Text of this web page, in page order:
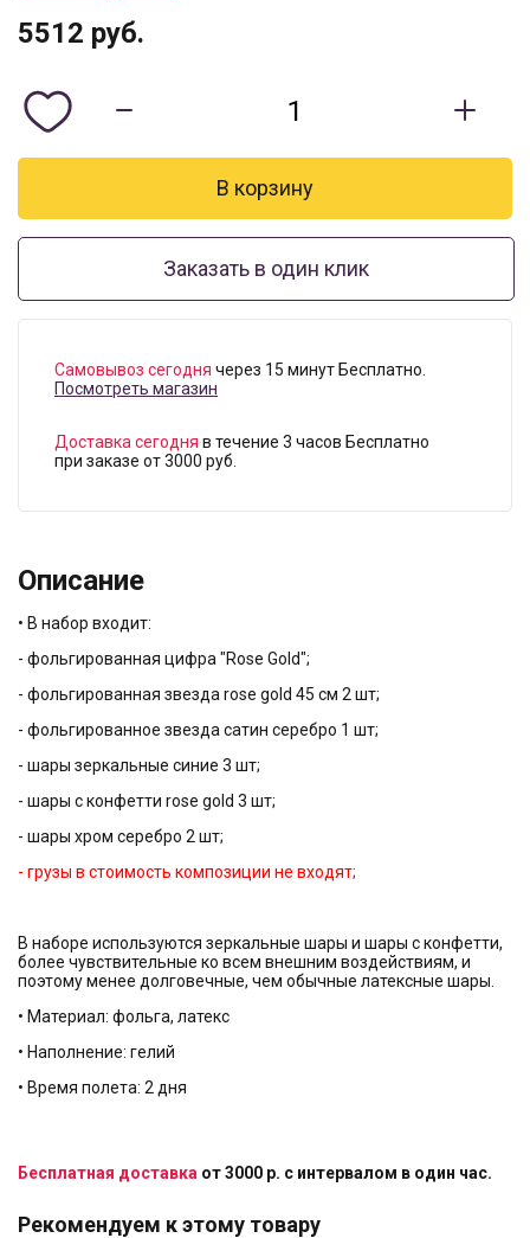
5512 руб.
Заказать в один клик
Самовывоз сегодня через 15 минут Бесплатно.
Посмотреть магазин
Доставка сегодня в течение 3 часов Бесплатно
при заказе от 3000 руб.
Описание
• В набор входит:
- фольгированная цифра "Rose Gold";
- фольгированная звезда rose gold 45 см 2 шт;
- фольгированное звезда сатин серебро 1 шт;
- шары зеркальные синие 3 шт;
- шары с конфетти rose gold 3 шт;
- шары хром серебро 2 шт;
- грузы в стоимость композиции не входят;
В наборе используются зеркальные шары и шары с конфетти,
более чувствительные ко всем внешним воздействиям, и
поэтому менее долговечные, чем обычные латексные шары.
• Материал: фольга, латекс
• Наполнение: гелий
• Время полета: 2 дня
Бесплатная доставка от 3000 р. с интервалом в один час.
Рекомендуем к этому товару